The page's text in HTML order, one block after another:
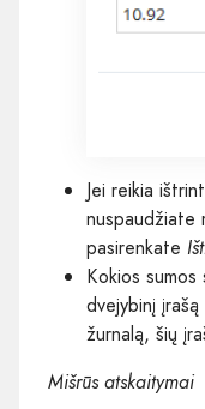
Jei reikia
nuspaudžiate
pasirenkate
Kokios
dvejybinį
žurnalą, šių
Mišrūs atskaitymai